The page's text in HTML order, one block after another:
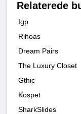
Relaterede
Igp
Rihoas
Dream Pairs
The Luxury Closet
Gthic
Kospet
SharkSlides